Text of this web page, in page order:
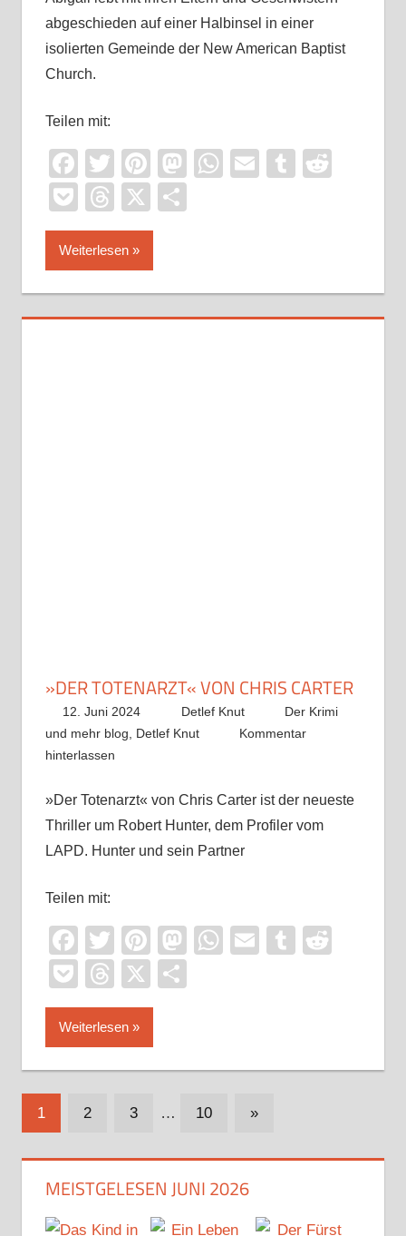
abgeschieden auf einer Halbinsel in einer
isolierten Gemeinde der New American Baptist
Church.
Teilen mit:
Facebook
TwitterPinterest
Mastodon
WhatsApp
EmailTumblr
PocketThreads
X
Weiterlesen
»DER TOTENARZT« VON CHRIS CARTER
12. Juni 2024 Detlef Knut
Der Krimi
und mehr blog
Detlef Knut
Kommentar
hinterlassen
»Der Totenarzt« von Chris Carter ist der neueste
Thriller um Robert Hunter, dem Profiler vom
LAPD. Hunter und sein Partner
Teilen mit:
Facebook
TwitterPinterest
Mastodon
WhatsApp
EmailTumblr
PocketThreads
X
Weiterlesen
Seitennummerierung
Beiträge
1 2 3 … 10
Nächste
»
MEISTGELESEN JUNI 2026